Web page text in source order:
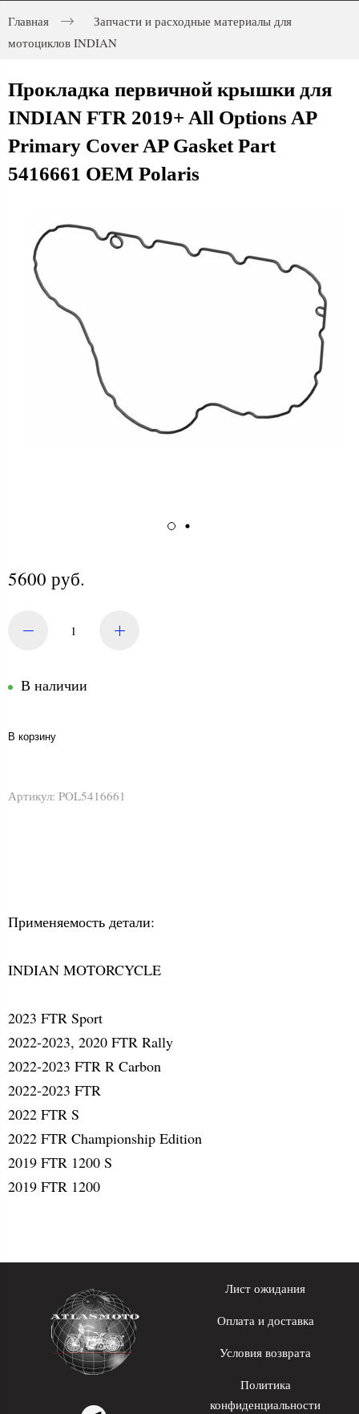
Главная
Запчасти и расходные материалы для
мотоциклов INDIAN
Прокладка первичной крышки для
INDIAN FTR 2019+ All Options AP
Primary Cover AP Gasket Part
5416661 OEM Polaris
5600 руб.
В наличии
В корзину
Артикул: POL5416661
Применяемость детали:
INDIAN MOTORCYCLE
2023 FTR Sport
2022-2023, 2020 FTR Rally
2022-2023 FTR R Carbon
2022-2023 FTR
2022 FTR S
2022 FTR Championship Edition
2019 FTR 1200 S
2019 FTR 1200
Лист ожидания
Оплата и доставка
Условия возврата
Политика
конфиденциальности